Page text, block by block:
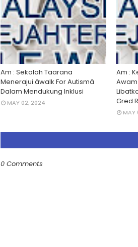
Am : Sekolah Taarana
Menerajui âwalk For Autismâ
Dalam Mendukung Inklusi
MAY 02, 2024
Am :
Gred
MAY
0 Comments